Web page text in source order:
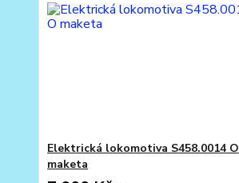
Elektrická lokomotiva S458.0014 O
maketa